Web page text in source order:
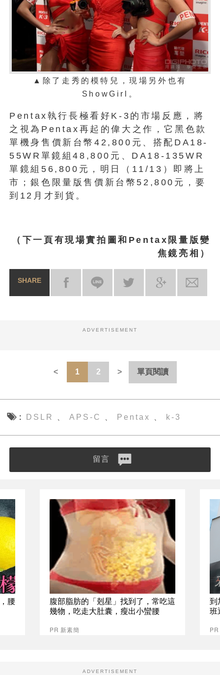
▲除了走秀的模特兒，現場另外也有
ShowGirl。
Pentax執行長極看好K-3的市場反應，將
之視為Pentax再起的偉大之作，它黑色款
單機身售價新台幣42,800元、搭配DA18-
55WR單鏡組48,800元、DA18-135WR
單鏡組56,800元，明日（11/13）即將上
市；銀色限量版售價新台幣52,800元，要
到12月才到貨。
（下一頁有現場實拍圖和Pentax限量版變
焦鏡亮相）
SHARE
ADVERTISEMENT
1 2 單頁閱讀
DSLR 、 APS-C 、 Pentax 、 k-3
留言
腰
腹部脂肪的「剋星」找到了，常吃這
幾物，吃走大肚囊，瘦出小蠻腰
PR 新素簡
到
班
ADVERTISEMENT